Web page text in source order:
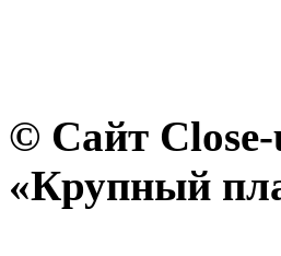
© Сайт
«Крупный